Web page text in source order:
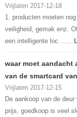
Vrijlaten 2017-12-18
1. producten moeten
veiligheid, gemak enz.
een intelligente loc ......
waar moet aandacht
van de smartcard
Vrijlaten 2017-12-15
De aankoop van de
prijs, goedkoop is veel